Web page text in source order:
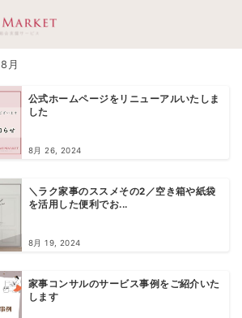
8月
公式ホームページをリニューアルいたしま
した
8月 26, 2024
＼ラク家事のススメその2／空き箱や紙袋
を活用した便利でお...
8月 19, 2024
家事コンサルのサービス事例をご紹介いた
します